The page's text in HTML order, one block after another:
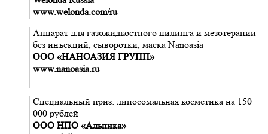
www.welonda.com/ru
Аппарат для газожидкостного пилинга и мезотерапии
без инъекций, сыворотки, маска Nanoasia
ООО «НАНОАЗИЯ ГРУПП»
www.nanoasia.ru
Специальный приз: липосомальная косметика на 150
000 рублей
OOO НПО «Альпика»